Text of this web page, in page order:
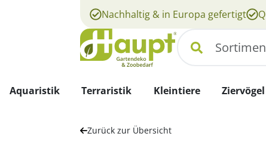
Nachhaltig & in Europa gefertigt
Suchen
Aquaristik Terraristik Kleintiere Ziervögel
Zurück zur Übersicht